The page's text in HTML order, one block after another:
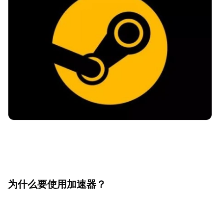
为什么要使用加速器？